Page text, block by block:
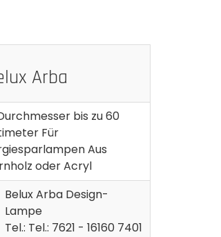
Arba
bis zu 60
Für
Aus
oder Acryl
Belux Arba Design-
Lampe
Tel.: Tel.: 7621 - 16160 7401